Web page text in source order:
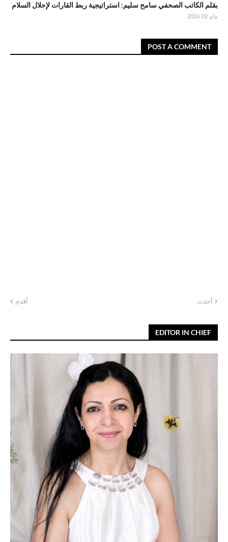
بقلم الكاتب الصحفي سامح سليم: استراتيجية ربط القارات لإحلال السلام
ماي 02, 2026
POST A COMMENT
أحدث أقدم
EDITOR IN CHIEF